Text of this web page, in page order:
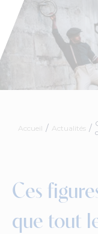
Accueil Actualités
Ces
que tout